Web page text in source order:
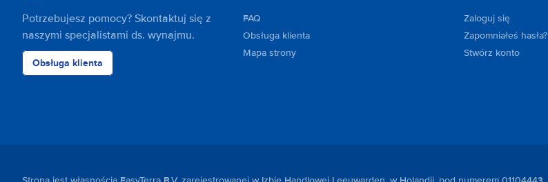
Potrzebujesz pomocy? Skontaktuj się z
naszymi specjalistami ds. wynajmu.
Obsługa klienta
FAQ
Obsługa klienta
Mapa strony
Zaloguj się
Zapomniałeś hasła?
Stwórz konto